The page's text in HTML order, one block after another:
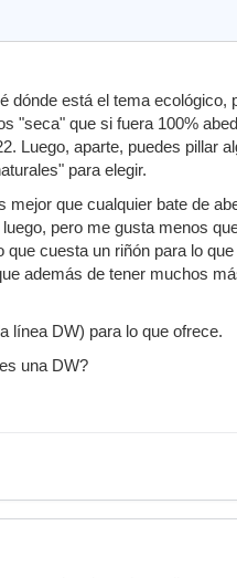
dónde está el tema ecológico,
"seca" que si fuera 100%
Luego, aparte, puedes pillar
para elegir.
que cualquier bate de
pero me gusta menos
cuesta un riñón para lo
además de tener muchos
línea DW) para lo que ofrece.
una DW?